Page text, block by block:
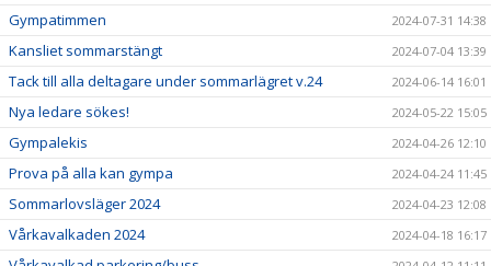
Gympatimmen 2024-07-31 14:38
Kansliet sommarstängt 2024-07-04 13:39
Tack till alla deltagare under sommarlägret v.24 2024-06-14 16:01
Nya ledare sökes! 2024-05-22 15:05
Gympalekis 2024-04-26 12:10
Prova på alla kan gympa 2024-04-24 11:45
Sommarlovsläger 2024 2024-04-23 12:08
Vårkavalkaden 2024 2024-04-18 16:17